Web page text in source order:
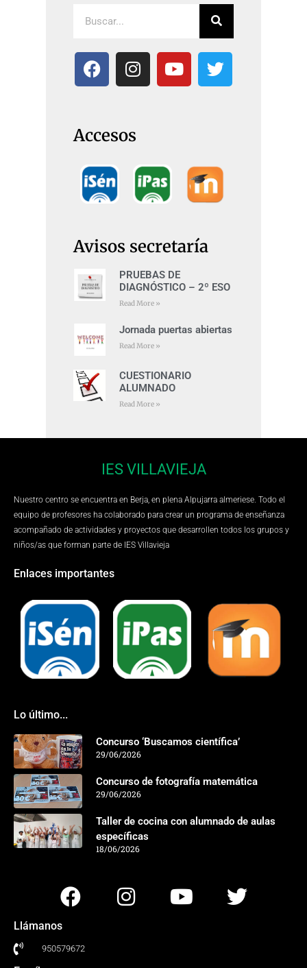
Accesos
Avisos secretaría
PRUEBAS DE
DIAGNÓSTICO – 2º ESO
Read More »
Jornada puertas abiertas
Read More »
CUESTIONARIO
ALUMNADO
Read More »
IES VILLAVIEJA
Nuestro centro se encuentra en Berja, en plena Alpujarra almeriese. Todo el
equipo de profesores ha colaborado para crear un programa de enseñanza
acompañado de actividades y proyectos que desarrollen todos los grupos y
niños/as que forman parte de IES Villavieja
Enlaces importantes
Lo último...
Concurso ‘Buscamos científica’
29/06/2026
Concurso de fotografía matemática
29/06/2026
Taller de cocina con alumnado de aulas
específicas
18/06/2026
Llámanos
950579672